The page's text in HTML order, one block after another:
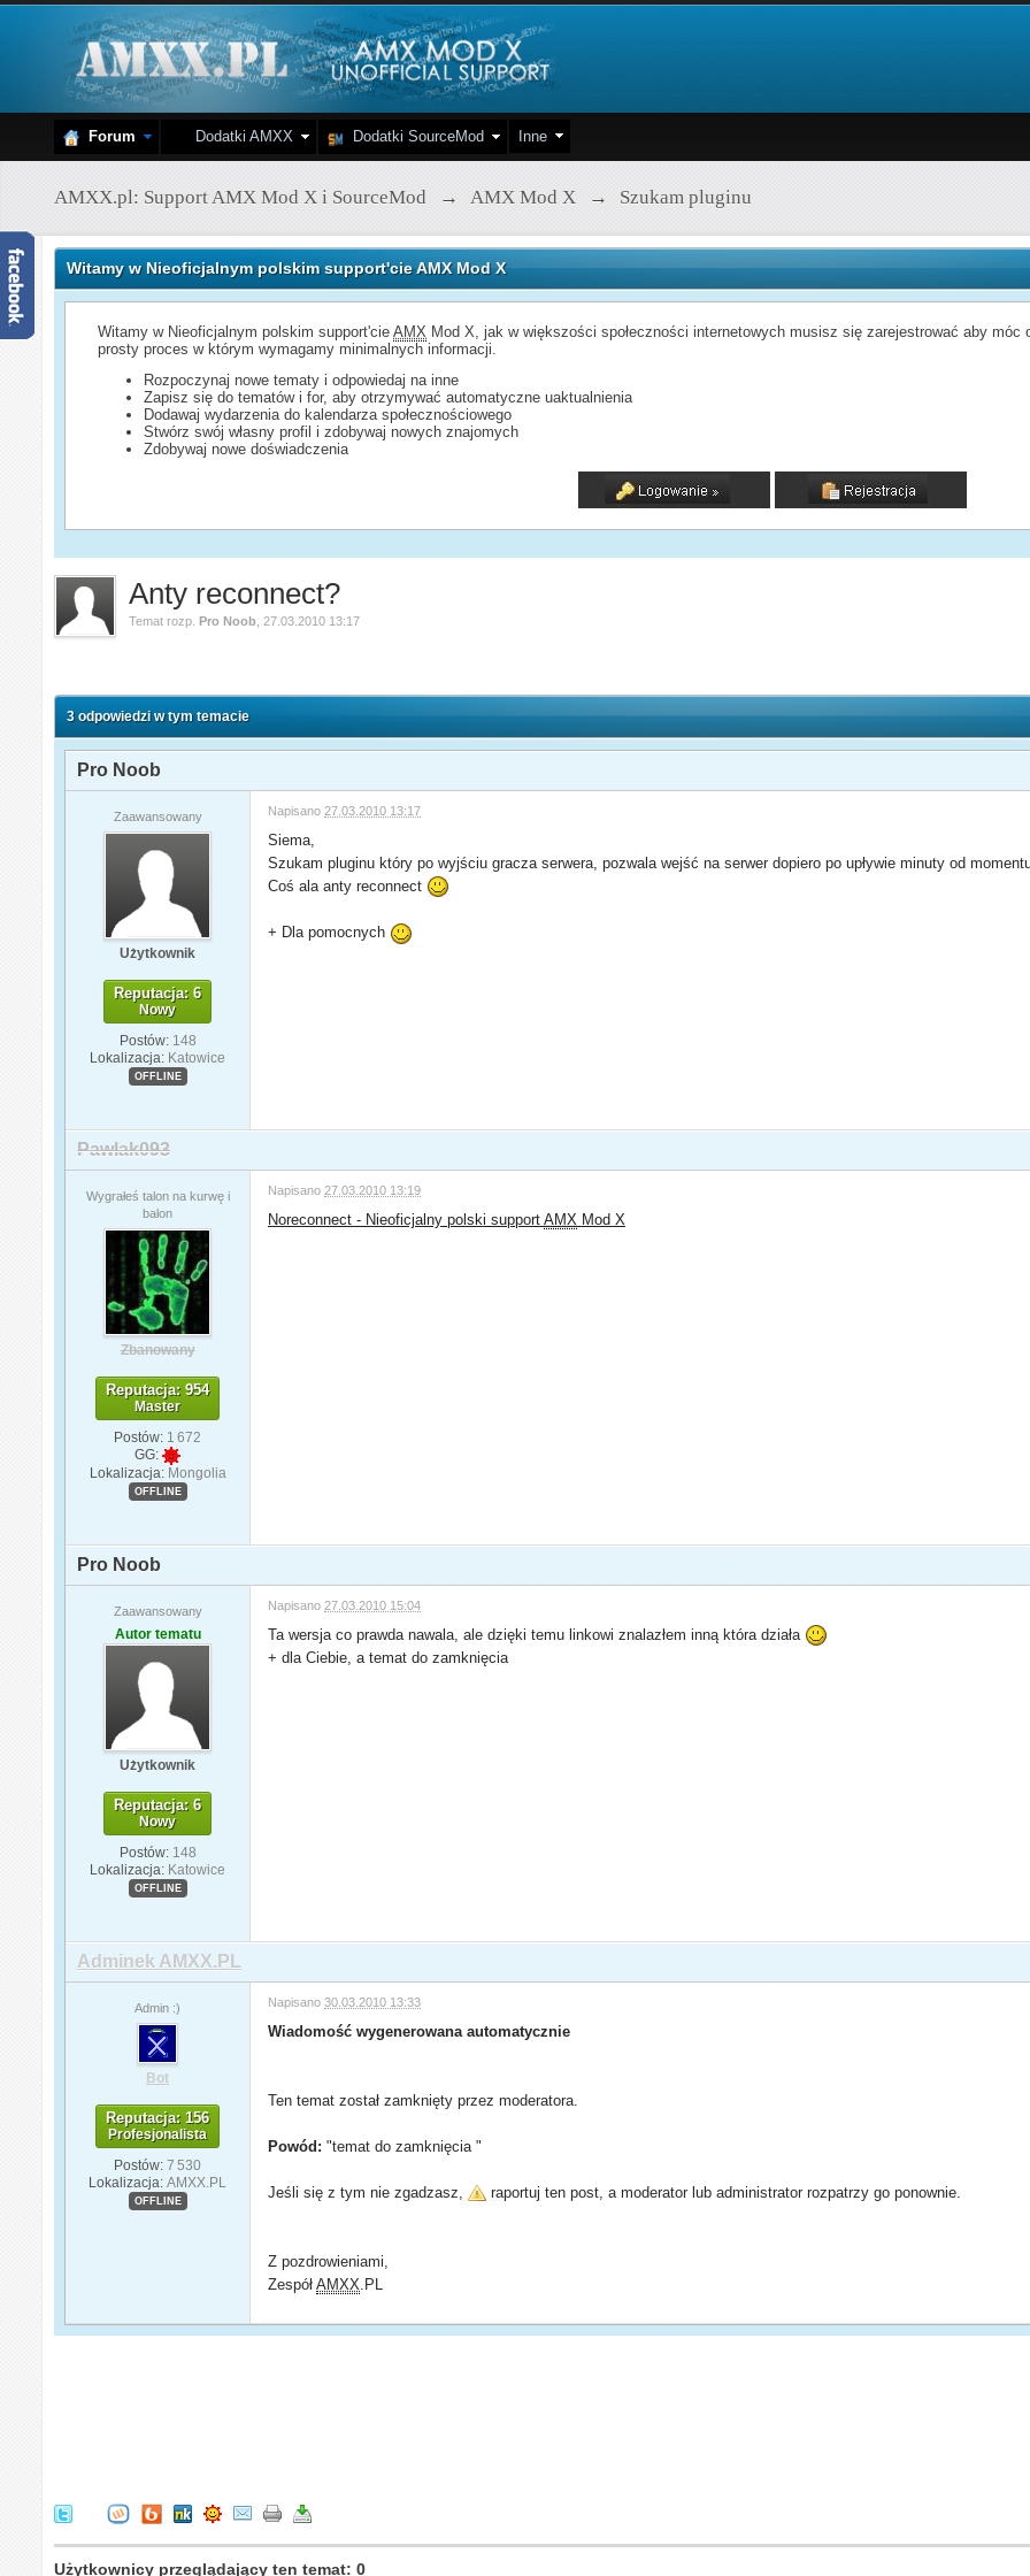
Forum Dodatki AMXX Dodatki SourceMod Inne
AMXX.pl: Support AMX Mod X i SourceMod → AMX Mod X → Szukam pluginu
Witamy w Nieoficjalnym polskim support'cie AMX Mod X
Witamy w Nieoficjalnym polskim support'cieAMX Mod X, jak w większości społeczności internetowych musisz się zarejestrować aby
prosty proces w którym wymagamy minimalnych informacji.
Rozpoczynaj nowe tematy i odpowiedaj na inne
Zapisz się do tematów i for, aby otrzymywać automatyczne uaktualnienia
Dodawaj wydarzenia do kalendarza społecznościowego
Stwórz swój własny profil i zdobywaj nowych znajomych
Zdobywaj nowe doświadczenia
Anty reconnect?
Temat rozp.Pro Noob 27.03.2010 13:17
3 odpowiedzi w tym temacie
Pro Noob
Zaawansowany
Użytkownik
Reputacja: 6
Nowy
Postów: 148
Lokalizacja: Katowice
OFFLINE
Napisano 27.03.2010 13:17
Siema,
Szukam pluginu który po wyjściu gracza serwera, pozwala wejść na serwer dopiero po upływie minuty od
Coś ala anty reconnect
+ Dla pomocnych
Pawlak093
Wygrałeś talon na kurwę i
balon
Zbanowany
Reputacja: 954
Master
Postów: 1 672
GG:
Lokalizacja: Mongolia
OFFLINE
Napisano 27.03.2010 13:19
Noreconnect - Nieoficjalny polski supportAMX Mod X
Pro Noob
Zaawansowany
Autor tematu
Użytkownik
Reputacja: 6
Nowy
Postów: 148
Lokalizacja: Katowice
OFFLINE
Napisano 27.03.2010 15:04
Ta wersja co prawda nawala, ale dzięki temu linkowi znalazłem inną która działa
+ dla Ciebie, a temat do zamknięcia
Adminek AMXX.PL
Admin :)
Bot
Reputacja: 156
Profesjonalista
Postów: 7 530
Lokalizacja: AMXX.PL
OFFLINE
Napisano30.03.2010 13:33
Wiadomość wygenerowana automatycznie
Ten temat został zamknięty przez moderatora.
Powód: "temat do zamknięcia "
Jeśli się z tym nie zgadzasz, raportuj ten post, a moderator lub administrator rozpatrzy go ponownie.
Z pozdrowieniami,
ZespółAMXX .PL
Użytkownicy przeglądający ten temat: 0